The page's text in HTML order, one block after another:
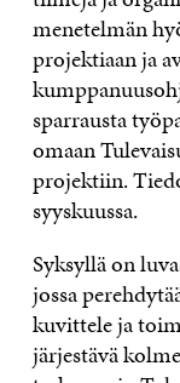
menetelmän
projektiaan ja
sparrausta
omaan
projektiin.
syyskuussa.
Syksyllä on
jossa
kuvittele ja
järjestävä